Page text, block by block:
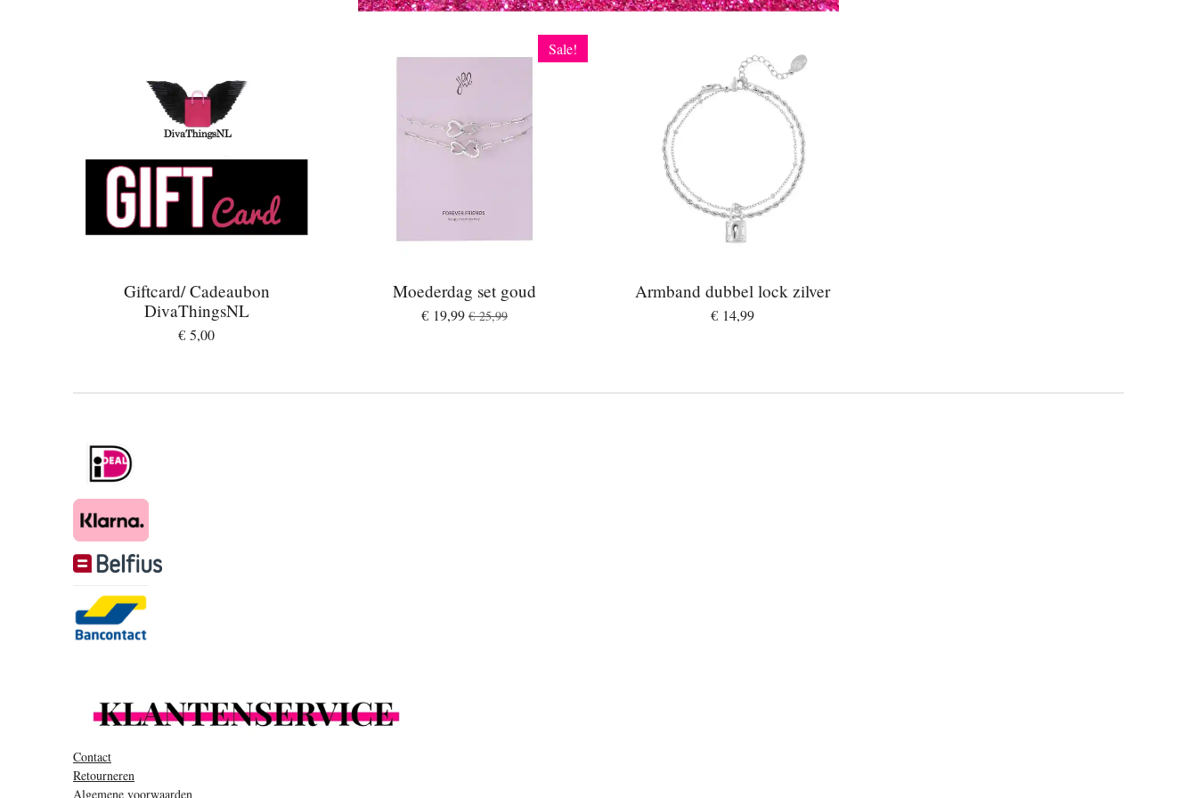
Giftcard/ Cadeaubon
DivaThingsNL
€ 5,00
Sale!
Moederdag set goud
€ 19,99 € 25,99
Armband dubbel lock zilver
€ 14,99
Contact
Retourneren
Algemene voorwaarden